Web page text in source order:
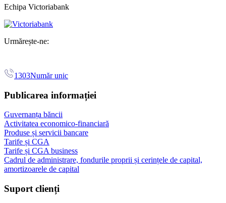
Echipa Victoriabank
Urmărește-ne:
1303Număr unic
Publicarea informației
Guvernanța băncii
Activitatea economico-financiară
Produse și servicii bancare
Tarife și CGA
Tarife și CGA business
Cadrul de administrare, fondurile proprii și cerințele de capital,
amortizoarele de capital
Suport clienți